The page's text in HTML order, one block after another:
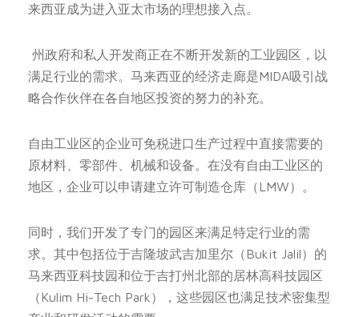
来西亚成为进入亚太市场的理想接入点。
州政府和私人开发商正在不断开发新的工业园区，以
满足行业的需求。马来西亚的经济走廊是MIDA吸引战
略合作伙伴在各自地区投资的努力的补充。
自由工业区的企业可免税进口生产过程中直接需要的
原材料、零部件、机械和设备。在没有自由工业区的
地区，企业可以申请建立许可制造仓库（LMW）。
同时，我们开发了专门的园区来满足特定行业的需
求。其中包括位于吉隆坡武吉加里尔（Bukit Jalil）的
马来西亚科技园和位于吉打州北部的居林高科技园区
（Kulim Hi-Tech Park），这些园区也满足技术密集型